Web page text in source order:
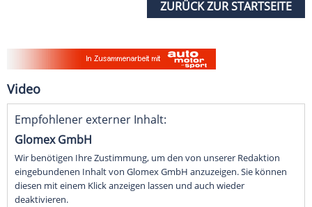
ZURÜCK ZUR STARTSEITE
Video
Empfohlener externer Inhalt:
Glomex GmbH
Wir benötigen Ihre Zustimmung, um den von unserer Redaktion
eingebundenen Inhalt von Glomex GmbH anzuzeigen. Sie können
diesen mit einem Klick anzeigen lassen und auch wieder
deaktivieren.